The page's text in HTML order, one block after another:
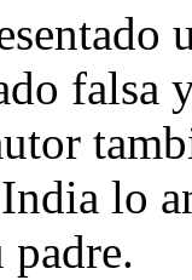
falsa
lo
padre.